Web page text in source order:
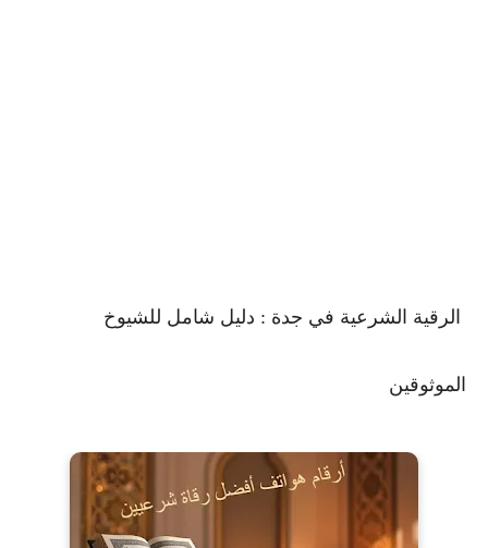
الرقية الشرعية في جدة : دليل شامل للشيوخ
الموثوقين